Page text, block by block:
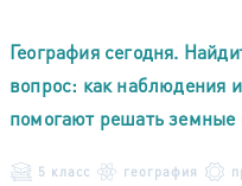
География сегодня.
вопрос: как наблюдения
помогают решать
5 класс география